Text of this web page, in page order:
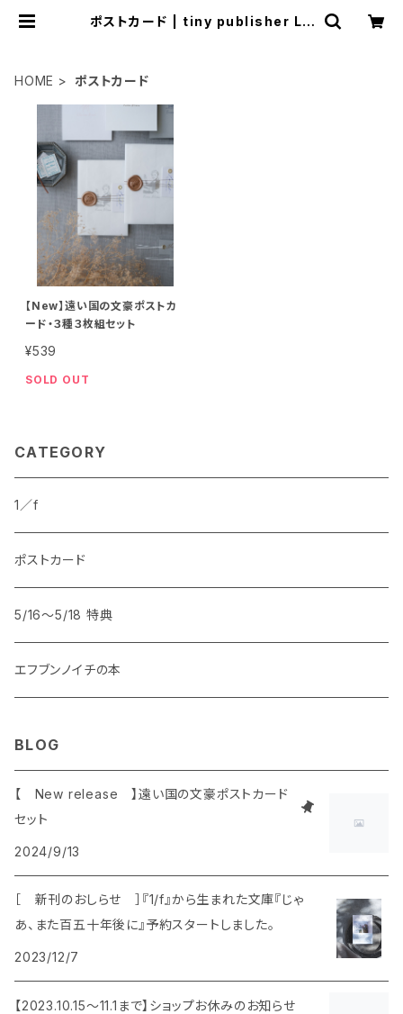
ポストカード | tiny publisher LO
HOME ポストカード
【New】遠い国の文豪ポストカ
ード・３種３枚組セット
¥539
SOLD OUT
CATEGORY
1／f
ポストカード
5/16〜5/18 特典
エフブンノイチの本
BLOG
【 New release 】遠い国の文豪ポストカード
セット
2024/9/13
［ 新刊のおしらせ ］『1/f』から生まれた文庫『じゃ
あ、また百五十年後に』予約スタートしました。
2023/12/7
【2023.10.15〜11.1まで】ショップお休みのお知らせ